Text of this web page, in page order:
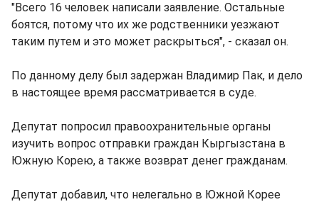
"Всего 16 человек написали заявление. Остальные
боятся, потому что их же родственники уезжают
таким путем и это может раскрыться", - сказал он.
По данному делу был задержан Владимир Пак, и дело
в настоящее время рассматривается в суде.
Депутат попросил правоохранительные органы
изучить вопрос отправки граждан Кыргызстана в
Южную Корею, а также возврат денег гражданам.
Депутат добавил, что нелегально в Южной Корее